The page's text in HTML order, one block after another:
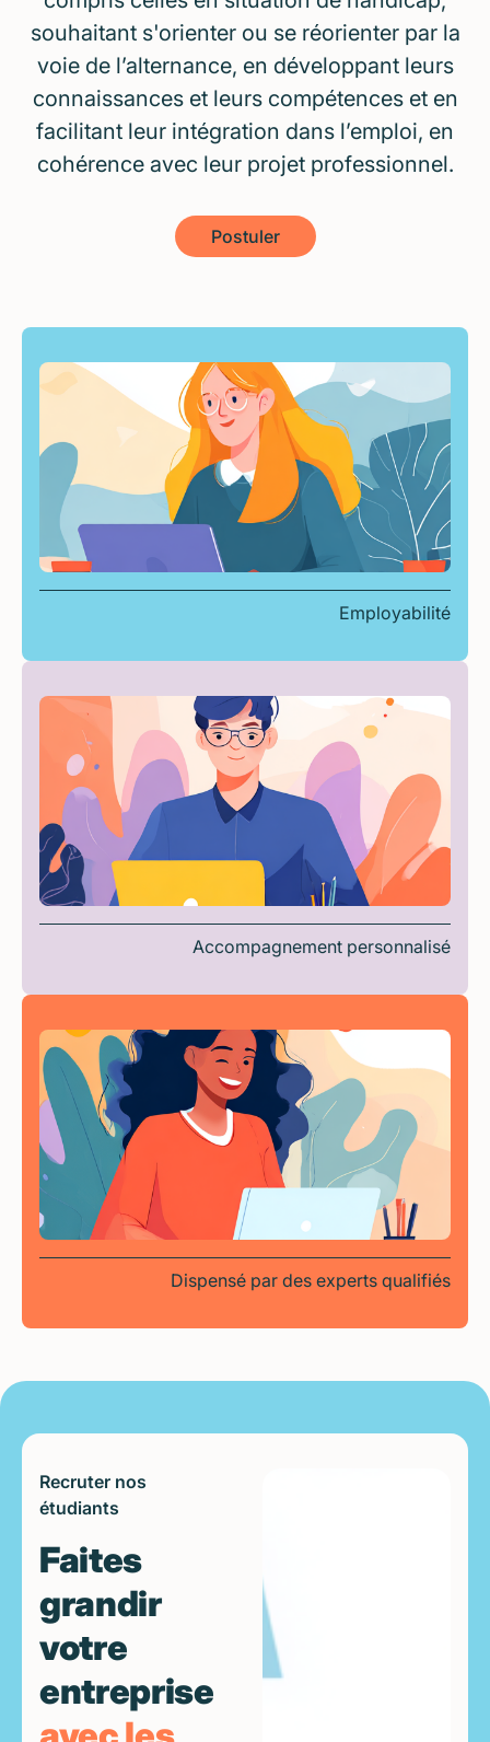
souhaitant s'orienter ou se réorienter par la
voie de l’alternance, en développant leurs
connaissances et leurs compétences et en
facilitant leur intégration dans l’emploi, en
cohérence avec leur projet professionnel.
Postuler
Employabilité
Accompagnement personnalisé
Dispensé par des experts qualifiés
Recruter nos
étudiants
Faites
grandir
votre
entreprise